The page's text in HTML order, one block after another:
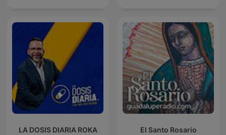
LA DOSIS DIARIA ROKA El Santo Rosario